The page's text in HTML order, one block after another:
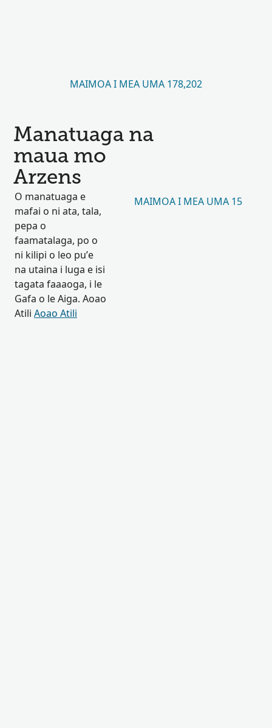
MAIMOA I MEA UMA 178,202
Manatuaga na
maua mo
Arzens
O manatuaga e
mafai o ni ata, tala,
pepa o
faamatalaga, po o
ni kilipi o leo pu’e
na utaina i luga e isi
tagata faaaoga, i le
Gafa o le Aiga. Aoao
Atili Aoao Atili
MAIMOA I MEA UMA 15